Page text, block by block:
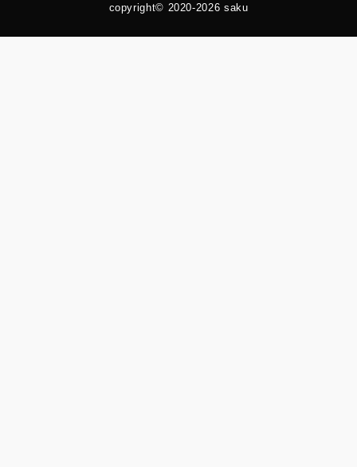
copyright© 2020-2026 saku